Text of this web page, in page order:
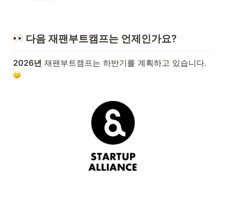
다음 재팬부트캠프는 언제인가요?
2026년 재팬부트캠프는 하반기를 계획하고 있습니다.